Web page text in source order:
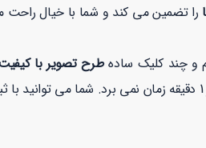
را تضمین می کند و شما با خیال راحت
و چند کلیک سادهطرح تصویر با
با بهترین کیفیت بیشتر از 1 دقیقه زمان نمی برد. شما می